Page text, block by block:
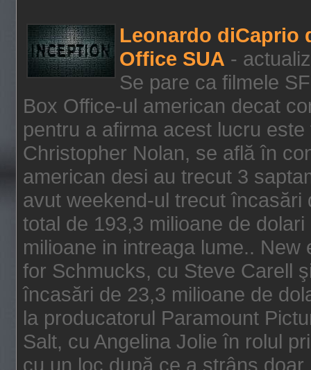
Leonardo diCaprio
Office SUA -
Se pare ca filmele
Box Office-ul american decat
pentru a afirma acest lucru
Christopher Nolan, se află în
american desi au trecut 3
avut weekend-ul trecut încasări
total de 193,3 milioane de
milioane in intreaga lume..
for Schmucks, cu Steve Carell
încasări de 23,3 milioane de
la producatorul Paramount
Salt, cu Angelina Jolie în rolul
cu un loc după ce a strâns